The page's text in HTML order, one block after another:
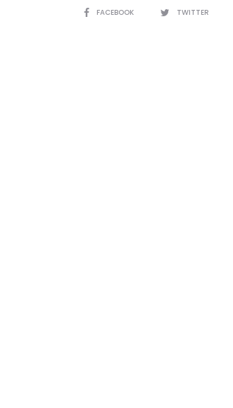
SHAREFACEBOOK TWITTER